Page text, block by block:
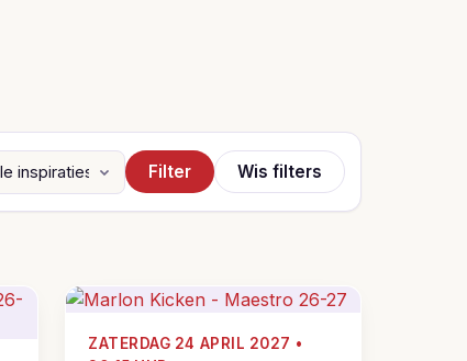
Filter Wis filters
ZATERDAG 24 APRIL 2027 •